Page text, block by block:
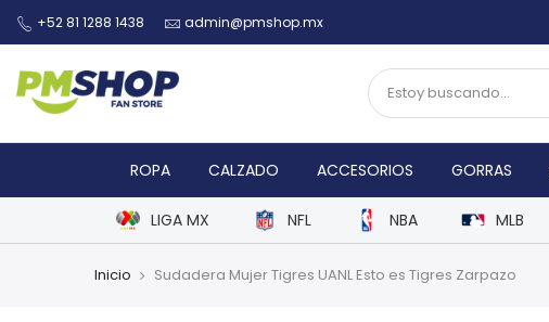
+52 81 1288 1438 admin@pmshop.mx
ROPA CALZADO ACCESORIOS GORRAS
LIGA MX NFL NBA MLB
Inicio Sudadera Mujer Tigres UANL Esto es Tigres Zarpazo